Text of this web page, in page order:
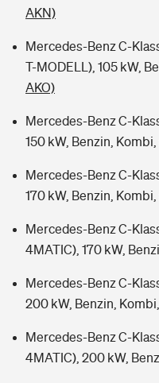
AKN)
Mercedes-Benz C-
T-MODELL), 105 kW,
AKO)
Mercedes-Benz C-
150 kW, Benzin,
Mercedes-Benz C-
170 kW, Benzin,
Mercedes-Benz C-
4MATIC), 170 kW,
Mercedes-Benz C-
200 kW, Benzin,
Mercedes-Benz C-
4MATIC), 200 kW,